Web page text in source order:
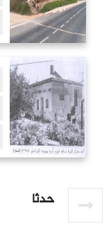
حدثا